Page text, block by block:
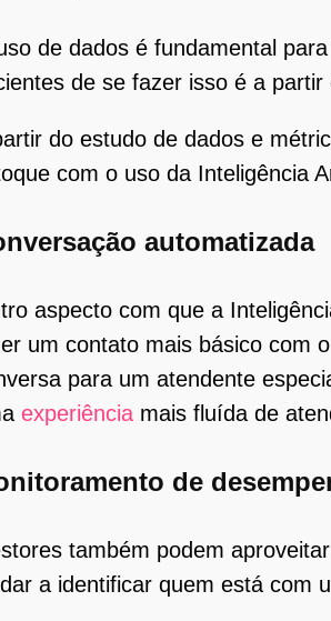
de dados é fundamental
de se fazer isso é a partir
do estudo de dados e
com o uso da Inteligência
automatizada
aspecto com que a
um contato mais básico com
para um atendente
experiência mais fluída de
de
também podem
a identificar quem está com